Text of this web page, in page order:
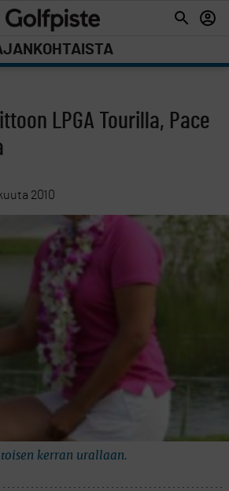
LPGA Tourilla, Pace
2010
kerran urallaan.